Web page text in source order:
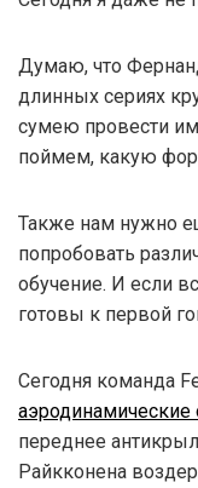
Думаю, что
длинных сериях
сумею провести
поймем, какую
Также нам нужно
попробовать
обучение. И если
готовы к первой
Сегодня команда
аэродинамические
переднее
Райкконена